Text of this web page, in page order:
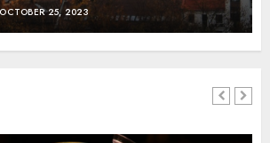
OCTOBER 25, 2023